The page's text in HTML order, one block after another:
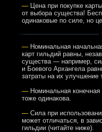
— Цена при покупке
от выбора существа!
одинаковые по силе, но
— Номинальная
карт гильдий равны,
существа — например,
и Боевого Архангела
затраты на их улучшение
— Номинальная
тоже одинакова.
— Сила при
может отличаться, в
гильдии (читайте ниже).